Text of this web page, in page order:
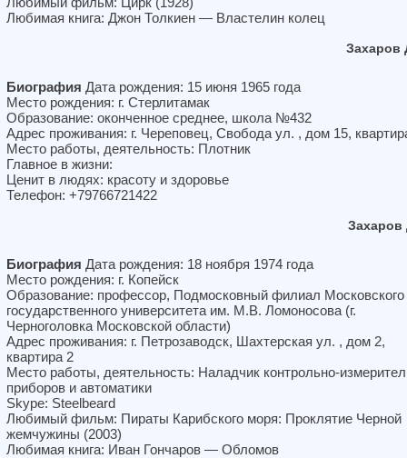
Любимая книга: Джон Толкиен — Властелин колец
Захаров
Биография Дата рождения: 15 июня 1965 года
Место рождения: г. Стерлитамак
Образование: оконченное среднее, школа №432
Адрес проживания: г. Череповец, Свобода ул. , дом 15,
Место работы, деятельность: Плотник
Главное в жизни:
Ценит в людях: красоту и здоровье
Телефон: +79766721422
Захаров
Биография Дата рождения: 18 ноября 1974 года
Место рождения: г. Копейск
Образование: профессор, Подмосковный филиал Московского
государственного университета им. М.В. Ломоносова (г.
Черноголовка Московской области)
Адрес проживания: г. Петрозаводск, Шахтерская ул. , дом 2,
квартира 2
Место работы, деятельность: Наладчик контрольно-
приборов и автоматики
Skype: Steelbeard
Любимый фильм: Пираты Карибского моря: Проклятие Черной
жемчужины (2003)
Любимая книга: Иван Гончаров — Обломов